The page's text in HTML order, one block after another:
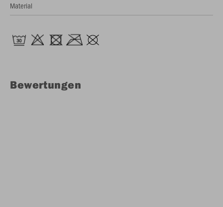
Material
Bewertungen